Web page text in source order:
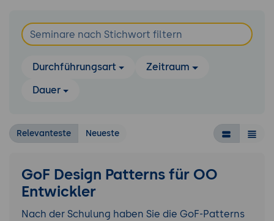
Durchführungsart
Zeitraum
Dauer
Relevanteste Neueste
GoF Design Patterns für OO
Entwickler
Nach der Schulung haben Sie die GoF-Patterns